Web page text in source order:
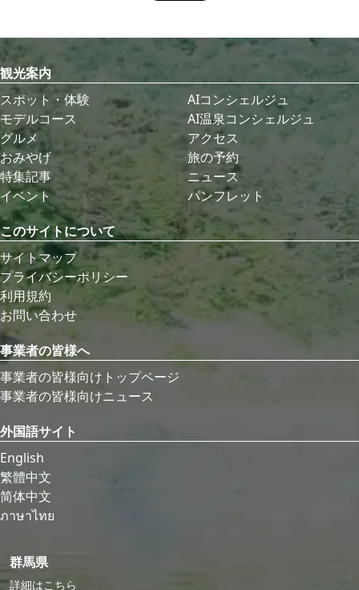
観光案内
スポット・体験
モデルコース
グルメ
おみやげ
特集記事
イベント
AIコンシェルジュ
AI温泉コンシェルジュ
アクセス
旅の予約
ニュース
パンフレット
このサイトについて
サイトマップ
プライバシーポリシー
利用規約
お問い合わせ
事業者の皆様へ
事業者の皆様向けトップページ
事業者の皆様向けニュース
外国語サイト
English
繁體中文
简体中文
ภาษาไทย
群馬県
詳細はこちら